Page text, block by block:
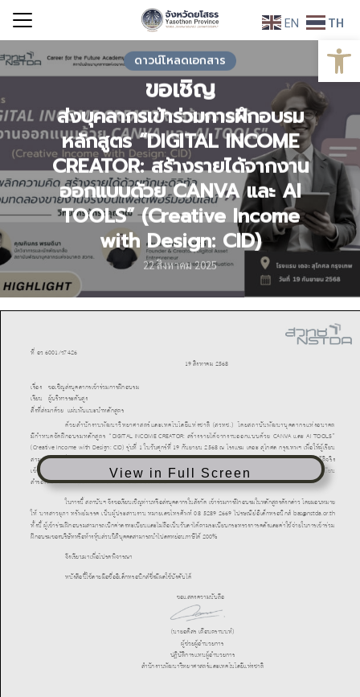
Skip
contentSearch
for:
ดาวน์โหลดเอกสาร
ขอเชิญ
ส่งบุคลากรเข้าร่วมการฝึกอบรม
หลักสูตร “DIGITAL INCOME
CREATOR: สร้างรายได้จากงาน
ออกแบบด้วย CANVA และ AI
TOOLS” (Creative Income
with Design: CID)
22 สิงหาคม 2025
View in Full Screen
EN TH